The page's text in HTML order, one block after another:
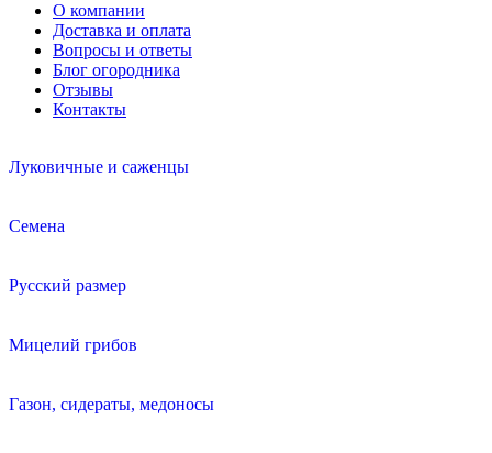
О компании
Доставка и оплата
Вопросы и ответы
Блог огородника
Отзывы
Контакты
Луковичные и саженцы
Семена
Русский размер
Мицелий грибов
Газон, сидераты, медоносы